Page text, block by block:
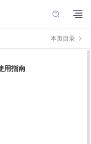
本页目录
用指南